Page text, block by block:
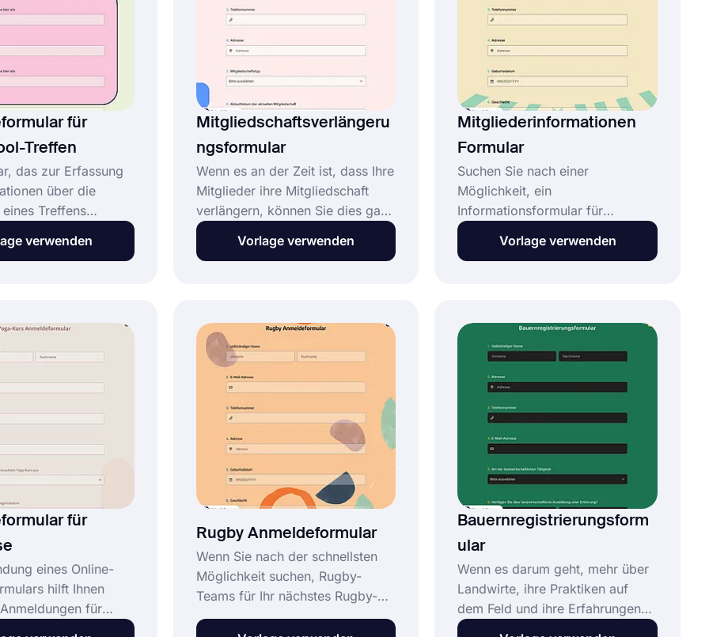
Kontakt.
für
Treffen
das zur Erfassung
über die
Treffens
der
verwendet wird,
der Name der
Kontaktdaten und ob
verwenden
Mitgliedschaftsverlängeru
ngsformular
Wenn es an der Zeit ist, dass Ihre
Mitglieder ihre Mitgliedschaft
verlängern, können Sie dies ganz
einfach mit einem Online-
Formular tun. Erstellen Sie Ihr
forms.app. Passen Sie die
vollständig anpassbare Vorlage
an Ihre Bedürfnisse und Ihre
Marke an.
Vorlage verwenden
Mitgliederinformationen
Formular
Suchen Sie nach einer
Möglichkeit, ein
Informationsformular für
Mitglieder zu erstellen?
forms.app steht Ihnen kostenlos
Organisation unerlässlich. Mit
einem Online-Tool wie forms.app
Informationsformular für
Mitglieder in wenigen Minuten
erstellen!
Vorlage verwenden
für
eines Online-
hilft Ihnen
für
einem Ort zu
Rugby Anmeldeformular
Wenn Sie nach der schnellsten
Möglichkeit suchen, Rugby-
Teams für Ihr nächstes Rugby-
Turnier oder -Event zu gewinnen,
Bauernregistrierungsform
ular
Wenn es darum geht, mehr über
Landwirte, ihre Praktiken auf
dem Feld und ihre Erfahrungen
im Allgemeinen zu erfahren,